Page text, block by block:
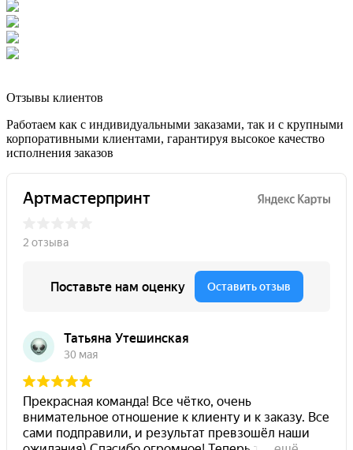
Отзывы клиентов
Работаем как с индивидуальными заказами, так и с крупными
корпоративными клиентами, гарантируя высокое качество
исполнения заказов